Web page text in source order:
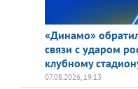
«Динамо»
связи с ударом
клубному
07.08.2026, 19:13